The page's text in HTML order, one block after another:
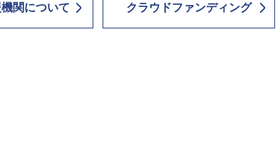
関について クラウドファンディング